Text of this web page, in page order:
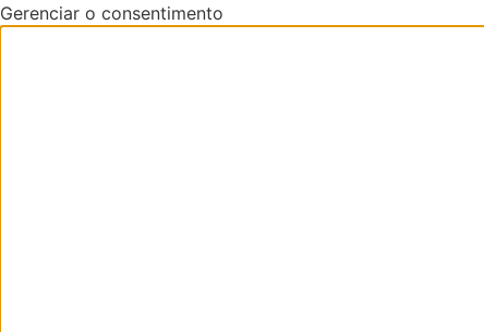
Gerenciar o consentimento